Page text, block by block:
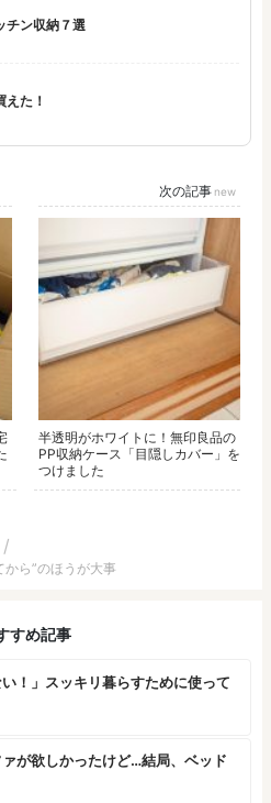
チン収納７選
た！
次の記事
半透明がホワイトに！無印良品の
PP収納ケース「目隠しカバー」を
つけました
ら”のほうが大事
すめ記事
い！」スッキリ暮らすために使って
ァが欲しかったけど…結局、ベッド